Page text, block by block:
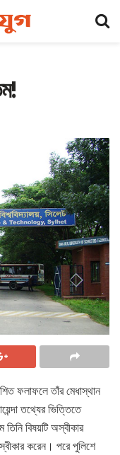
ফলাফলে তাঁর মেধাস্থান
তথ্যের ভিত্তিতে
বিষয়টি অস্বীকার
করেন। পরে পুলিশে